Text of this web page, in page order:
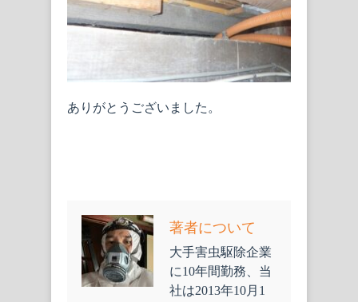
ありがとうございました。
著者について
大手害虫駆除企業
に10年間勤務、当
社は2013年10月1